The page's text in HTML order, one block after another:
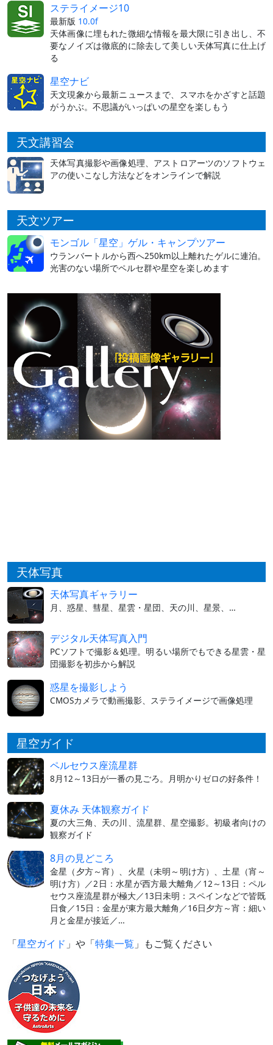
ステライメージ10
最新版 10.0f
天体画像に埋もれた微細な情報を最大限に引き出し、不
要なノイズは徹底的に除去して美しい天体写真に仕上げ
る
星空ナビ
天文現象から最新ニュースまで、スマホをかざすと話題
がうかぶ。不思議がいっぱいの星空を楽しもう
天文講習会
天体写真撮影や画像処理、アストロアーツのソフトウェ
アの使いこなし方法などをオンラインで解説
天文ツアー
モンゴル「星空」ゲル・キャンプツアー
ウランバートルから西へ250km以上離れたゲルに連泊。
光害のない場所でペルセ群や星空を楽しめます
天体写真
天体写真ギャラリー
月、惑星、彗星、星雲・星団、天の川、星景、…
デジタル天体写真入門
PCソフトで撮影＆処理。明るい場所でもできる星雲・星
団撮影を初歩から解説
惑星を撮影しよう
CMOSカメラで動画撮影、ステライメージで画像処理
星空ガイド
ペルセウス座流星群
8月12～13日が一番の見ごろ。月明かりゼロの好条件！
夏休み 天体観察ガイド
夏の大三角、天の川、流星群、星空撮影。初級者向けの
観察ガイド
8月の見どころ
金星（夕方～宵）、火星（未明～明け方）、土星（宵～
明け方）／2日：水星が西方最大離角／12～13日：ペル
セウス座流星群が極大／13日未明：スペインなどで皆既
日食／15日：金星が東方最大離角／16日夕方～宵：細い
月と金星が接近／…
「星空ガイド 」や「特集一覧 」もご覧ください